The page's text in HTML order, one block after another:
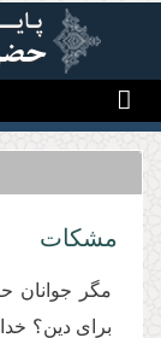
رفتن به محتوای اصلی
مشکات
مگر جوانان
برای دین؟ خدا